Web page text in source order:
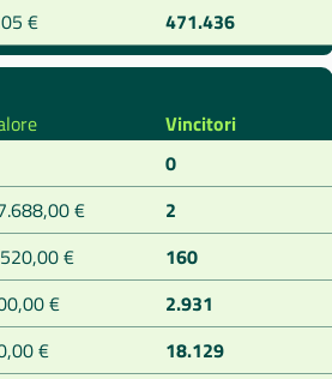
€ 471.436
Vincitori
0
€
2
€
160
€
2.931
€
18.129